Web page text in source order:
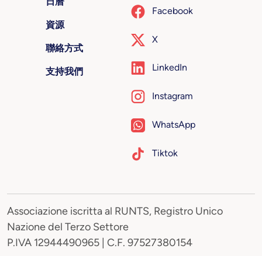
資源
聯絡方式
支持我們
Facebook
X
LinkedIn
Instagram
WhatsApp
Tiktok
Associazione iscritta al RUNTS, Registro Unico
Nazione del Terzo Settore
P.IVA 12944490965 | C.F. 97527380154